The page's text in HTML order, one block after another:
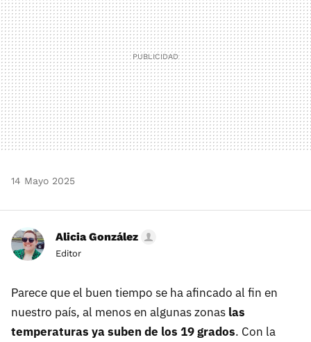
14 Mayo 2025
Alicia González
Editor
Parece que el buen tiempo se ha afincado al fin en
nuestro país, al menos en algunas zonas las
temperaturas ya suben de los 19 grados. Con la